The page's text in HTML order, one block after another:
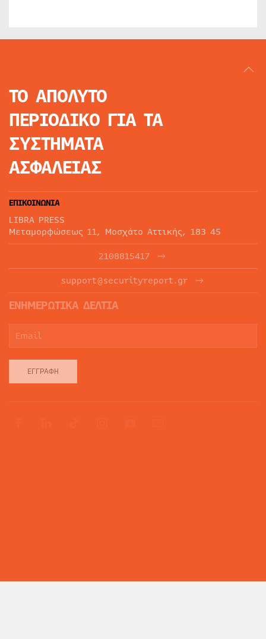
ΤΟ ΑΠΟΛΥΤΟ
ΠΕΡΙΟΔΙΚΟ ΓΙΑ ΤΑ
ΣΥΣΤΗΜΑΤΑ
ΑΣΦΑΛΕΙΑΣ
ΕΠΙΚΟΙΝΩΝΙΑ
LIBRA PRESS
Μεταμορφώσεως 11, Μοσχάτο Αττικής, 183 45
2108815417
support@securityreport.gr
ΕΝΗΜΕΡΩΤΙΚΑ ΔΕΛΤΙΑ
ΕΓΓΡΑΦΉ